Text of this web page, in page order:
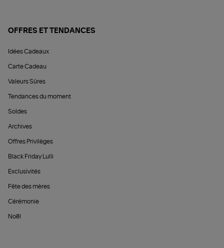
OFFRES ET TENDANCES
Idées Cadeaux
Carte Cadeau
Valeurs Sûres
Tendances du moment
Soldes
Archives
Offres Privilèges
Black Friday Lulli
Exclusivités
Fête des mères
Cérémonie
Noël